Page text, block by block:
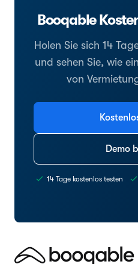
Booqable
Holen Sie sich 14
und sehen Sie, wie
von
Demo
14 Tage kostenlos testen